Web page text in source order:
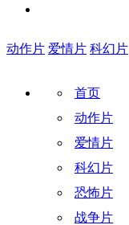
动作片 爱情片 科幻片
首页
动作片
爱情片
科幻片
恐怖片
战争片